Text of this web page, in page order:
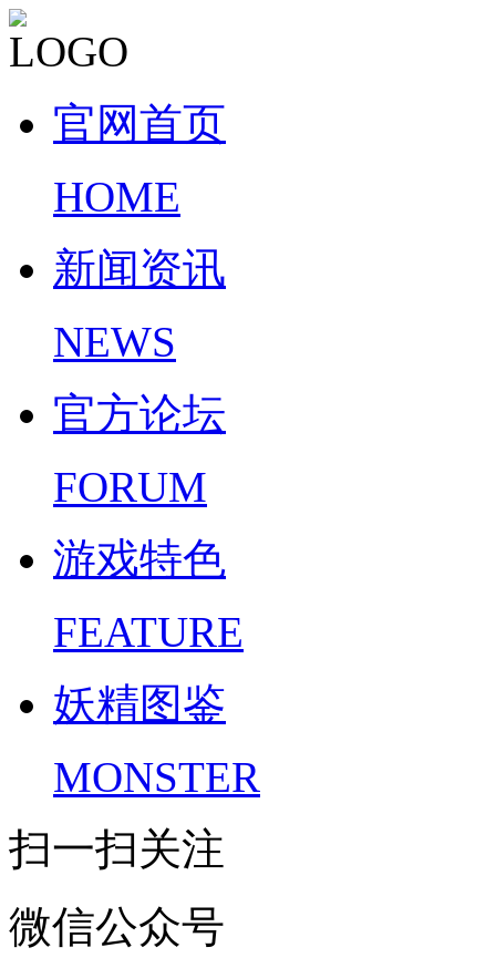
官网首页
HOME
新闻资讯
NEWS
官方论坛
FORUM
游戏特色
FEATURE
妖精图鉴
MONSTER
扫一扫关注
微信公众号